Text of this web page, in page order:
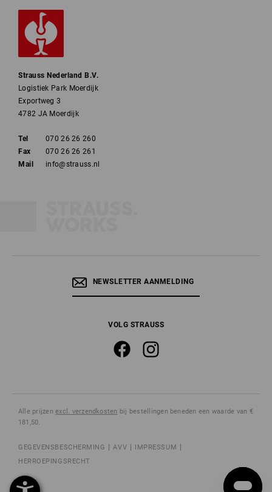
Strauss Nederland B.V.
Logistiek Park Moerdijk
Exportweg 3
4782 JA Moerdijk
Tel
070 26 26 260
Fax
070 26 26 261
Mail
info@strauss.nl
NEWSLETTER AANMELDING
VOLG STRAUSS
Alle prijzenexcl. verzendkosten bij bestellingen beneden een waarde van €
181,50.
GEGEVENSBESCHERMING AVV
IMPRESSUM
HERROEPINGSRECHT